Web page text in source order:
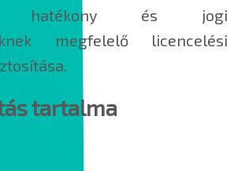
hatékony és jogi
megfelelő licencelési
tartalma